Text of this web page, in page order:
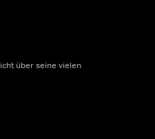
über seine vielen